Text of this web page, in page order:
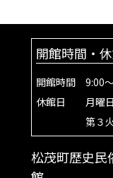
開館時間・
開館時間 9:00～
休館日 月曜日
第３火曜日
松茂町歴史民